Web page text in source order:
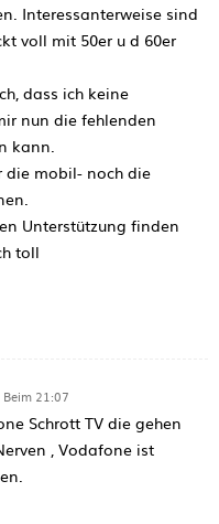
Interessanterweise sind
voll mit 50er u d 60er
dass ich keine
nun die fehlenden
kann.
die mobil- noch die
Unterstützung finden
toll
21:07
Schrott TV die gehen
, Vodafone ist